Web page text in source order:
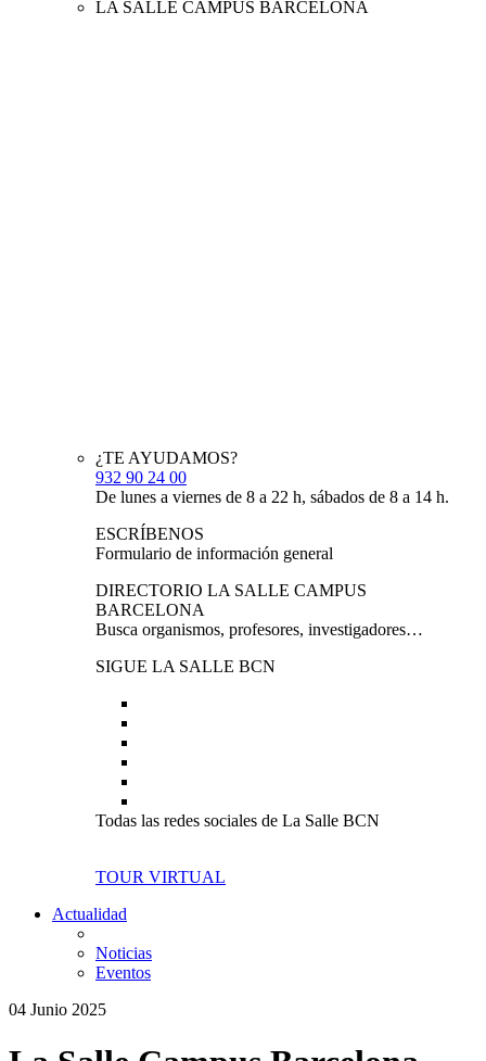
LA SALLE CAMPUS BARCELONA
¿TE AYUDAMOS?
932 90 24 00
De lunes a viernes de 8 a 22 h, sábados de 8 a 14 h.
ESCRÍBENOS
Formulario de información general
DIRECTORIO LA SALLE CAMPUS
BARCELONA
Busca organismos, profesores, investigadores…
SIGUE LA SALLE BCN
Todas las redes sociales de La Salle BCN
TOUR VIRTUAL
Actualidad
Noticias
Eventos
04 Junio 2025